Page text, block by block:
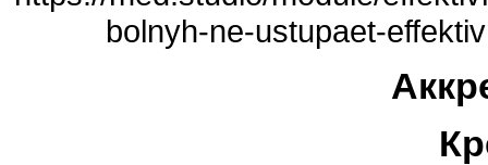
bolnyh-ne-ustupaet-